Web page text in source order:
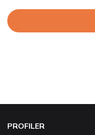
PROFILER